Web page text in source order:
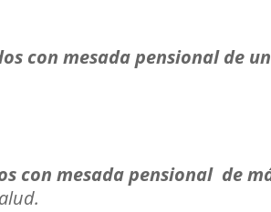
con mesada pensional de
con mesada pensional de